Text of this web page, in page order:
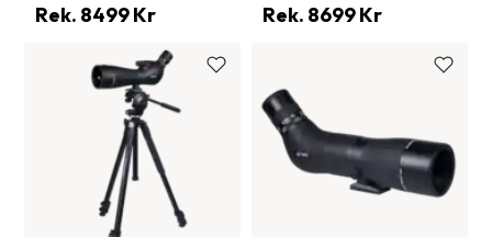
Rek. 8499Kr Rek. 8699Kr